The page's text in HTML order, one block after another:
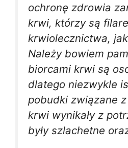
ochronę zdrowia
krwi, którzy są
krwiolecznictwa,
Należy bowiem
biorcami krwi są
dlatego niezwykle
pobudki związane
krwi wynikały z
były szlachetne